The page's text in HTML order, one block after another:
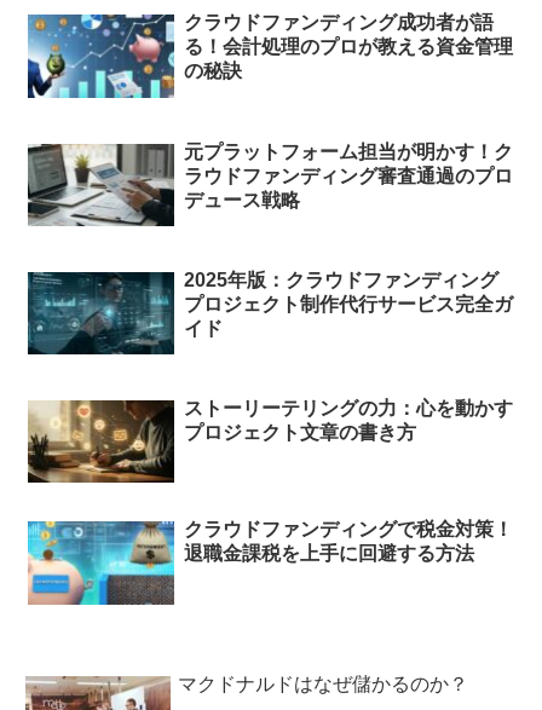
クラウドファンディング成功者が語
る！会計処理のプロが教える資金管理
の秘訣
元プラットフォーム担当が明かす！ク
ラウドファンディング審査通過のプロ
デュース戦略
2025年版：クラウドファンディング
プロジェクト制作代行サービス完全ガ
イド
ストーリーテリングの力：心を動かす
プロジェクト文章の書き方
クラウドファンディングで税金対策！
退職金課税を上手に回避する方法
マクドナルドはなぜ儲かるのか？